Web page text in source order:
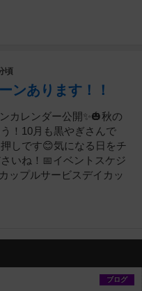
頃
ンあります！！
カレンダー公開✨🎃秋の
！10月も黒やぎさんで
しです😊気になる日をチ
いね！📅イベントスケジ
ップルサービスデイカッ
ブログ